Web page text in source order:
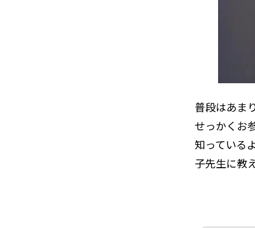
普段はあま
せっかくお
知っている
子先生に教